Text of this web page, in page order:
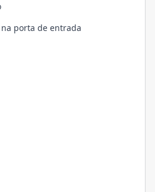
porta de entrada